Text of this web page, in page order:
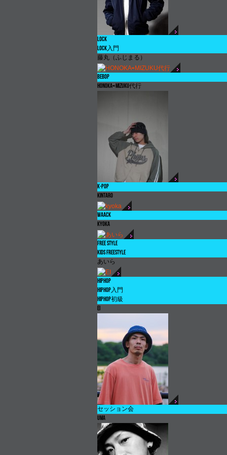
LOCK
LOCK入門
藤丸（ふじまる）
BEBOP
HONOKA⇨MIZUKU代行
K-POP
KINTARO
WAACK
kyoka
FREE STYLE
KIDS FREESTYLE
あいら
HIPHOP
HIPHOP入門
HIPHOP初級
EI
セッション会
UMA